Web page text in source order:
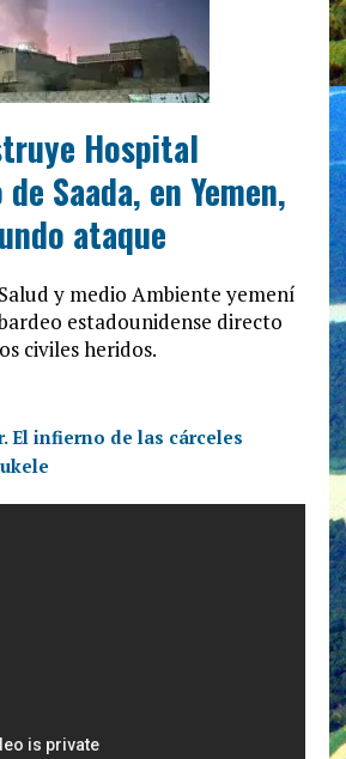
Hospital
Saada, en Yemen,
ataque
y medio Ambiente yemení
estadounidense directo
civiles heridos.
El infierno de las cárceles